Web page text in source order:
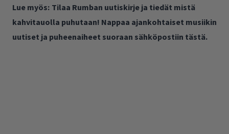
Lue myös: Tilaa Rumban uutiskirje ja tiedät mistä
kahvitauolla puhutaan! Nappaa ajankohtaiset musiikin
uutiset ja puheenaiheet suoraan sähköpostiin tästä.